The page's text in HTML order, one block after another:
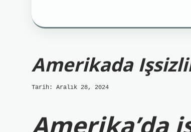
Amerikada
Tarih: Aralık 28, 2024
Amerika’da